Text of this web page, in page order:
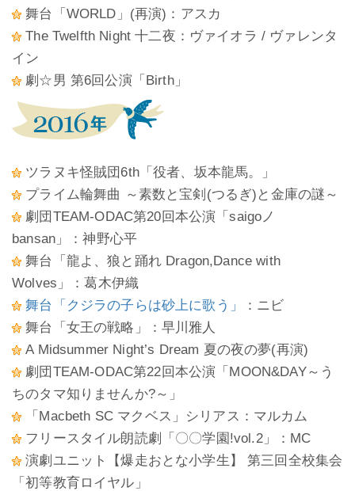
舞台「WORLD」(再演)：アスカ
The Twelfth Night 十二夜：ヴァイオラ / ヴァレンタ
イン
劇☆男 第6回公演「Birth」
ツラヌキ怪賊団6th「役者、坂本龍馬。」
プライム輪舞曲 ～素数と宝剣(つるぎ)と金庫の謎～
劇団TEAM-ODAC第20回本公演「saigoノ
bansan」：神野心平
舞台「龍よ、狼と踊れ Dragon,Dance with
Wolves」：葛木伊織
舞台「クジラの子らは砂上に歌う」
：ニビ
舞台「女王の戦略」：早川雅人
A Midsummer Night’s Dream 夏の夜の夢(再演)
劇団TEAM-ODAC第22回本公演「MOON&DAY～う
ちのタマ知りませんか?～」
「Macbeth SC マクベス」シリアス：マルカム
フリースタイル朗読劇「〇〇学園!vol.2」：MC
演劇ユニット【爆走おとな小学生】 第三回全校集会
「初等教育ロイヤル」